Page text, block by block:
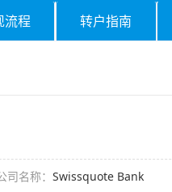
流程 转户指南
司名称： Swissquote Bank